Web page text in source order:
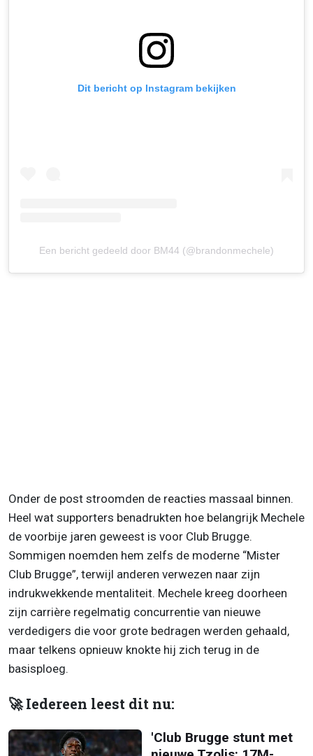
Dit bericht op Instagram bekijken
Een bericht gedeeld door BM44 (@brandonmechele)
Onder de post stroomden de reacties massaal binnen.
Heel wat supporters benadrukten hoe belangrijk Mechele
de voorbije jaren geweest is voor Club Brugge.
Sommigen noemden hem zelfs de moderne “Mister
Club Brugge”, terwijl anderen verwezen naar zijn
indrukwekkende mentaliteit. Mechele kreeg doorheen
zijn carrière regelmatig concurrentie van nieuwe
verdedigers die voor grote bedragen werden gehaald,
maar telkens opnieuw knokte hij zich terug in de
basisploeg.
🚀 Iedereen leest dit nu:
'Club Brugge stunt met